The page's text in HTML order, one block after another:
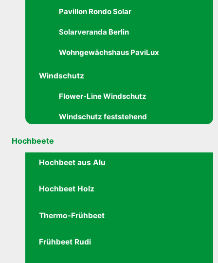
Pavillon Rondo Solar
Solarveranda Berlin
Wohngewächshaus PaviLux
Windschutz
Flower-Line Windschutz
Windschutz feststehend
Hochbeete
Hochbeet aus Alu
Hochbeet Holz
Thermo-Frühbeet
Frühbeet Rudi